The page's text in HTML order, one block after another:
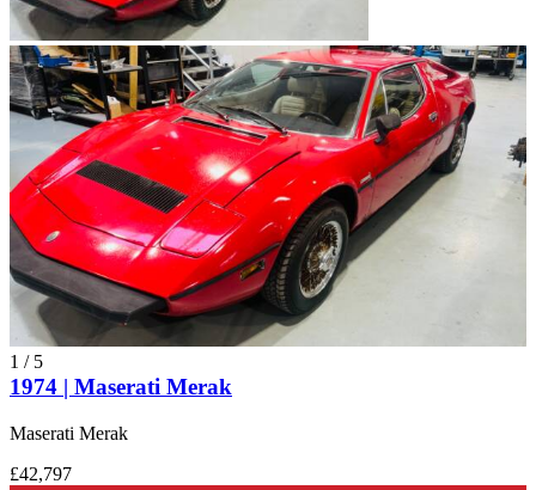
1 / 5
1974 | Maserati Merak
Maserati Merak
£42,797